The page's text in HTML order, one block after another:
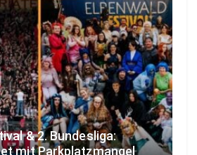
& 2. Bundesliga:
mit Parkplatzmangel